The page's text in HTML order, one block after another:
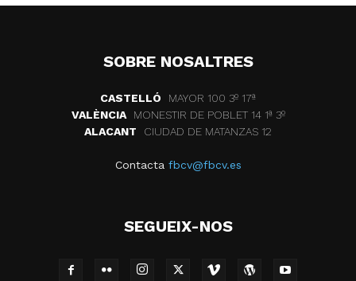
SOBRE NOSALTRES
CASTELLÓ
MAYOR 100 3º 17ª
VALÈNCIA
MONESTIR DE POBLET 14 1ª 3º
ALACANT
CIUDAD DE MATANZAS 12
Contacta fbcv@fbcv.es
SEGUEIX-NOS